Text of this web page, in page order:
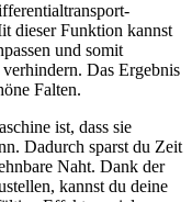
dieser Funktion kannst
und somit
Das Ergebnis
Falten.
ist, dass sie
Dadurch sparst du Zeit
Naht. Dank der
kannst du deine